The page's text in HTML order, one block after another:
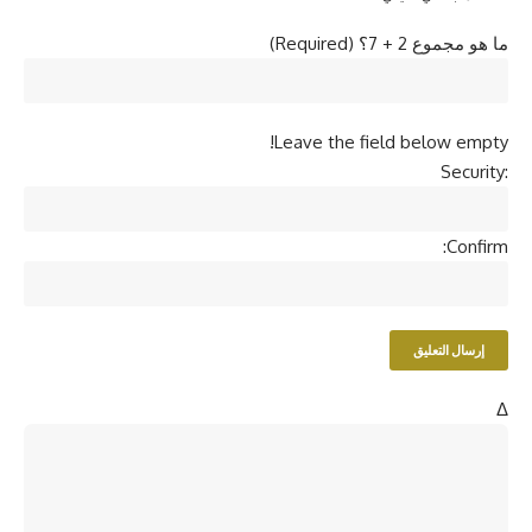
ما هو مجموع 2 + 7؟ (Required)
Leave the field below empty!
Security:
Confirm:
Δ